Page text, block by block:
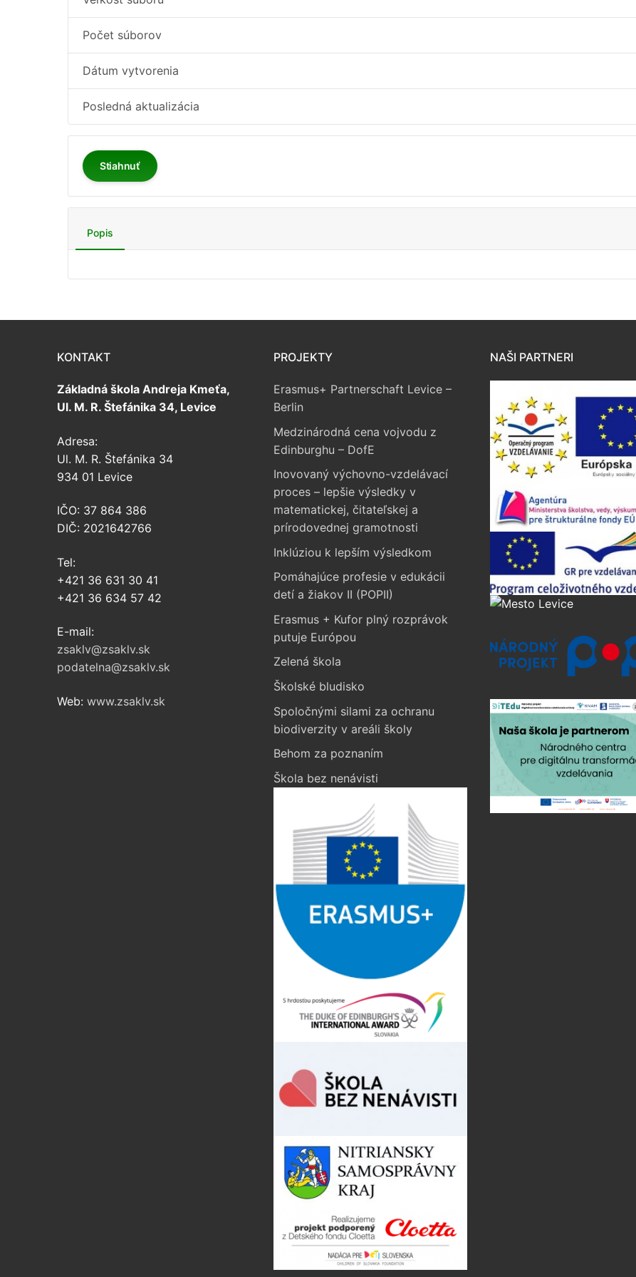
Počet súborov
Dátum vytvorenia
Posledná aktualizácia
Stiahnuť
Popis
KONTAKT
Základná škola Andreja Kmeťa,
Ul. M. R. Štefánika 34, Levice
Adresa:
Ul. M. R. Štefánika 34
934 01 Levice
IČO: 37 864 386
DIČ: 2021642766
Tel:
+421 36 631 30 41
+421 36 634 57 42
E-mail:
zsaklv@zsaklv.sk
podatelna@zsaklv.sk
Web: www.zsaklv.sk
PROJEKTY
Erasmus+ Partnerschaft Levice –
Berlin
Medzinárodná cena vojvodu z
Edinburghu – DofE
Inovovaný výchovno-vzdelávací
proces – lepšie výsledky v
matematickej, čitateľskej a
prírodovednej gramotnosti
Inklúziou k lepším výsledkom
Pomáhajúce profesie v edukácii
detí a žiakov II (POPII)
Erasmus + Kufor plný rozprávok
putuje Európou
Zelená škola
Školské bludisko
Spoločnými silami za ochranu
biodiverzity v areáli školy
Behom za poznaním
Škola bez nenávisti
NAŠI PARTNERI